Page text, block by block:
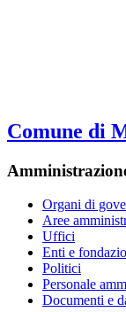
Comune di
Organi di
Aree
Uffici
Enti e
Politici
Personale
Documenti e